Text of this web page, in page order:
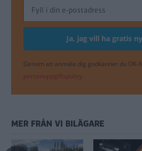
Genom att anmäla dig godkänner du OK-
personuppgiftspolicy.
MER FRÅN VI BILÄGARE